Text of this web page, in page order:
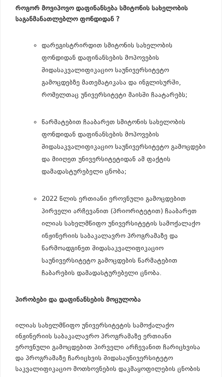
როგორ მოვიპოვო დაფინანსება სმიტონის სახელობის
საგანმანათლებლო ფონდიდან ?
დარეგისტრირდით სმიტონის სახელობის
ფონდიდან დაფინანსების მოპოვების
შიდასაკვალიფიკაციო საუნივერსიტეტო
გამოცდებზე მათემატიკასა და ინგლისურში,
რომელთაც უნივერსიტეტი მაისში ჩაატარებს;
წარმატებით ჩააბარეთ სმიტონის სახელობის
ფონდიდან დაფინანსების მოპოვების
შიდასაკვალიფიკაციო საუნივერსიტეტო გამოცდები
და მიიღეთ უნივერსიტეტიდან ამ ფაქტის
დამადასტურებელი ცნობა;
2022 წლის ერთიანი ეროვნული გამოცდებით
პირველი არჩევანით (პრიორიტეტით) ჩააბარეთ
ილიას სახელმწიფო უნივერსიტეტის სამოქალაქო
ინჟინერიის საბაკალავრო პროგრამაზე და
წარმოადგინეთ შიდასაკვალიფიკაციო
საუნივერსიტეტო გამოცდების წარმატებით
ჩაბარების დამადასტურებელი ცნობა.
პირობები და დაფინანსების მოცულობა
ილიას სახელმწიფო უნივერსიტეტის სამოქალაქო
ინჟინერიის საბაკალავრო პროგრამაზე ერთიანი
ეროვნული გამოცდებით პირველი არჩევანით ჩარიცხვისა
და პროგრამაზე ჩარიცხვის შიდასაუნივერსიტეტო
საკვალიფიკაციო მოთხოვნების დაკმაყოფილების ცნობის